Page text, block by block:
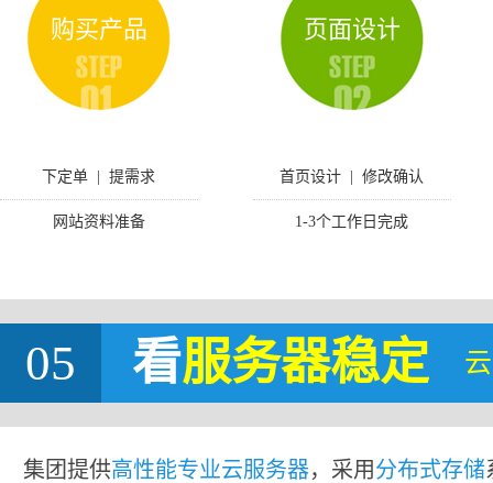
购买产品
下定单 | 提需求
网站资料准备
页面设计
首页设计 | 修改确认
1-3个工作日完成
05 看服务器稳定
集团提供高性能专业云服务器，采用分布式存储